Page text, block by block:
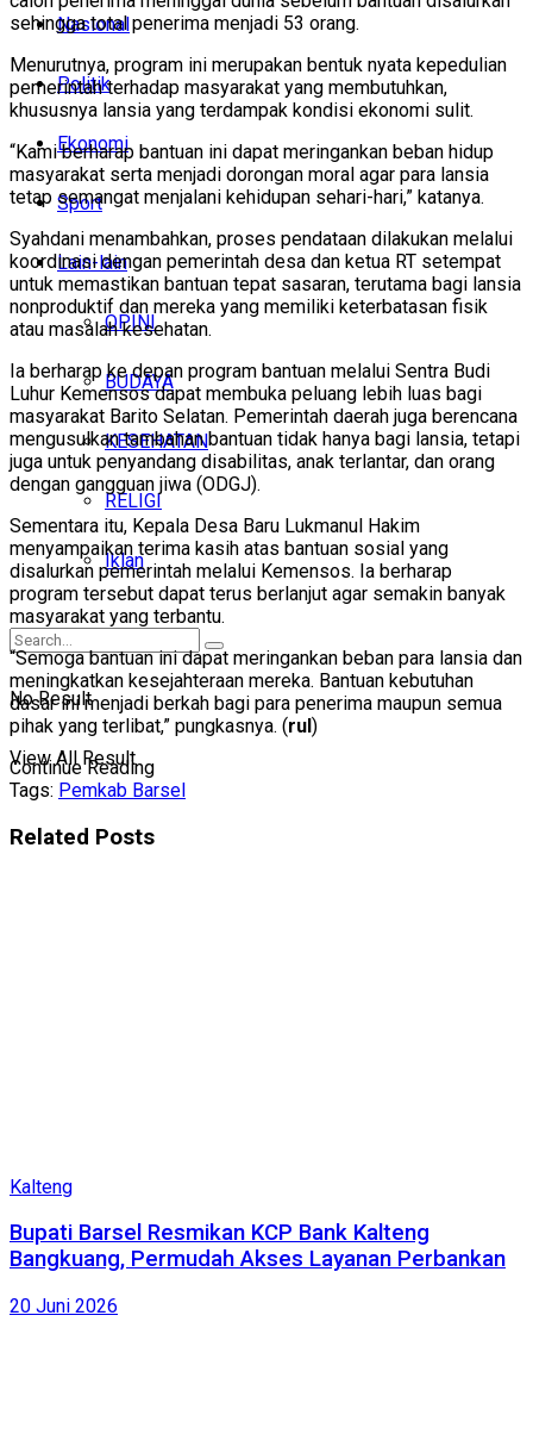
Nasional
Politik
Ekonomi
Sport
Lain-lain
OPINI
BUDAYA
KESEHATAN
RELIGI
Iklan
No Result
View All Result
sehingga total penerima menjadi 53 orang.
Menurutnya, program ini merupakan bentuk nyata kepedulian
pemerintah terhadap masyarakat yang membutuhkan,
khususnya lansia yang terdampak kondisi ekonomi sulit.
“Kami berharap bantuan ini dapat meringankan beban hidup
masyarakat serta menjadi dorongan moral agar para lansia
tetap semangat menjalani kehidupan sehari-hari,” katanya.
Syahdani menambahkan, proses pendataan dilakukan melalui
koordinasi dengan pemerintah desa dan ketua RT setempat
untuk memastikan bantuan tepat sasaran, terutama bagi lansia
nonproduktif dan mereka yang memiliki keterbatasan fisik
atau masalah kesehatan.
Ia berharap ke depan program bantuan melalui Sentra Budi
Luhur Kemensos dapat membuka peluang lebih luas bagi
masyarakat Barito Selatan. Pemerintah daerah juga berencana
mengusulkan tambahan bantuan tidak hanya bagi lansia, tetapi
juga untuk penyandang disabilitas, anak terlantar, dan orang
dengan gangguan jiwa (ODGJ).
Sementara itu, Kepala Desa Baru Lukmanul Hakim
menyampaikan terima kasih atas bantuan sosial yang
disalurkan pemerintah melalui Kemensos. Ia berharap
program tersebut dapat terus berlanjut agar semakin banyak
masyarakat yang terbantu.
“Semoga bantuan ini dapat meringankan beban para lansia dan
meningkatkan kesejahteraan mereka. Bantuan kebutuhan
dasar ini menjadi berkah bagi para penerima maupun semua
pihak yang terlibat,” pungkasnya. (rul )
Continue Reading
Tags: Pemkab Barsel
Related Posts
Kalteng
Bupati Barsel Resmikan KCP Bank Kalteng
Bangkuang, Permudah Akses Layanan Perbankan
20 Juni 2026